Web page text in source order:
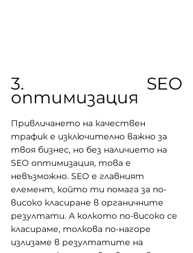
3. SEO
оптимизация
Привличането на качествен
трафик е изключително важно за
твоя бизнес, но без наличието на
SEO оптимизация, това е
невъзможно. SEO е главният
елемент, който ти помага за по-
високо класиране в органичните
резултати. А колкото по-високо се
класираме, толкова по-нагоре
излизаме в резултатите на